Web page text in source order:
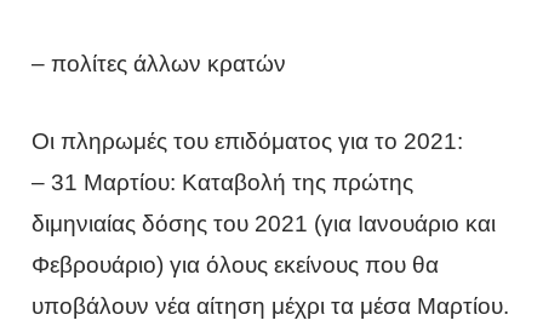
– πολίτες άλλων κρατών
Οι πληρωμές του επιδόματος για το 2021:
– 31 Μαρτίου: Καταβολή της πρώτης
διμηνιαίας δόσης του 2021 (για Ιανουάριο και
Φεβρουάριο) για όλους εκείνους που θα
υποβάλουν νέα αίτηση μέχρι τα μέσα Μαρτίου.